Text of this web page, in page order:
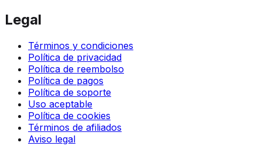
Legal
Términos y condiciones
Política de privacidad
Política de reembolso
Política de pagos
Política de soporte
Uso aceptable
Política de cookies
Términos de afiliados
Aviso legal